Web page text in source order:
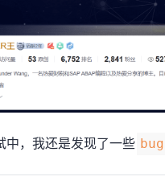
，我还是发现了一些 bug